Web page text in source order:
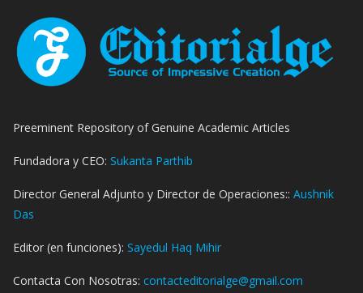
Preeminent Repository of Genuine Academic Articles
Fundadora y CEO: Sukanta Parthib
Director General Adjunto y Director de Operaciones:: Aushnik
Das
Editor (en funciones): Sayedul Haq Mihir
Contacta Con Nosotras: contacteditorialge@gmail.com